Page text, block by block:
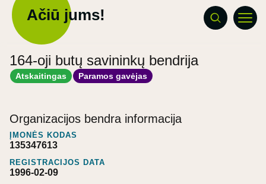
Ačiū jums!
164-oji butų savininkų bendrija
Atskaitingas Paramos gavėjas
Organizacijos bendra informacija
ĮMONĖS KODAS
135347613
REGISTRACIJOS DATA
1996-02-09